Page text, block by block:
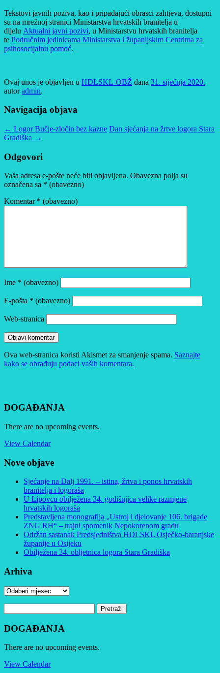
Tekstovi javnih poziva, kao i pripadajući obrasci zahtjeva, dostupni
su na mrežnoj stranici Ministarstva hrvatskih branitelja u
dijelu Aktualni javni pozivi, u Ministarstvu hrvatskih branitelja
te Područnim jedinicama Ministarstva i županijskim Centrima za
psihosocijalnu pomoć.
Ovaj unos je objavljen u HDLSKL-OBŽ dana 31. siječnja 2020.
autoradmin.
Navigacija objava
← Logor Bučje-zločin bez kazne Dan sjećanja na žrtve logora Stara
Gradiška →
Odgovori
Vaša adresa e-pošte neće biti objavljena. Obavezna polja su
označena sa * (obavezno)
Komentar * (obavezno)
Ime * (obavezno)
E-pošta * (obavezno)
Web-stranica
Ova web-stranica koristi Akismet za smanjenje spama. Saznajte
kako se obrađuju podaci vaših komentara.
DOGAĐANJA
There are no upcoming events.
View Calendar
Nove objave
Sjećanje na Dalj 1991. – istina, žrtva i ponos hrvatskih
branitelja i logoraša
U Lipovcu obilježena 34. godišnjica velike razmjene
hrvatskih logoraša
Predstavljena monografija „Ustroj i djelovanje 106. brigade
ZNG RH“ – trajni spomenik Nepokorenom gradu
Održan sastanak Predsjedništva HDLSKL Osječko-baranjske
županije u Osijeku
Obilježena 34. obljetnica logora Stara Gradiška
Arhiva
Arhiva
DOGAĐANJA
There are no upcoming events.
View Calendar